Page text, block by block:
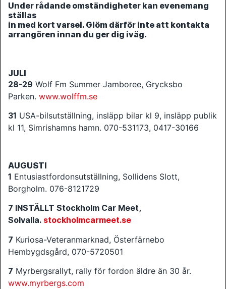
Under rådande omständigheter kan evenemang
ställas
in med kort varsel. Glöm därför inte att kontakta
arrangören innan du ger dig iväg.
JULI
28-29 Wolf Fm Summer Jamboree, Grycksbo
Parken. www.wolffm.se
31 USA-bilsutställning, insläpp bilar kl 9, insläpp publik
kl 11, Simrishamns hamn. 070-531173, 0417-30166
AUGUSTI
1 Entusiastfordonsutställning, Sollidens Slott,
Borgholm. 076-8121729
7 INSTÄLLT Stockholm Car Meet,
Solvalla. stockholmcarmeet.se
7 Kuriosa-Veteranmarknad, Österfärnebo
Hembygdsgård, 070-5720501
7 Myrbergsrallyt, rally för fordon äldre än 30 år.
www.myrbergs.com